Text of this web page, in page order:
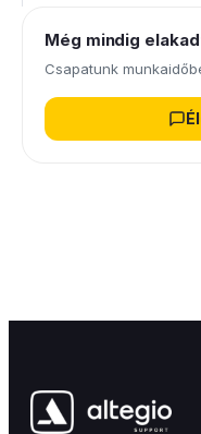
Még mindig
Csapatunk